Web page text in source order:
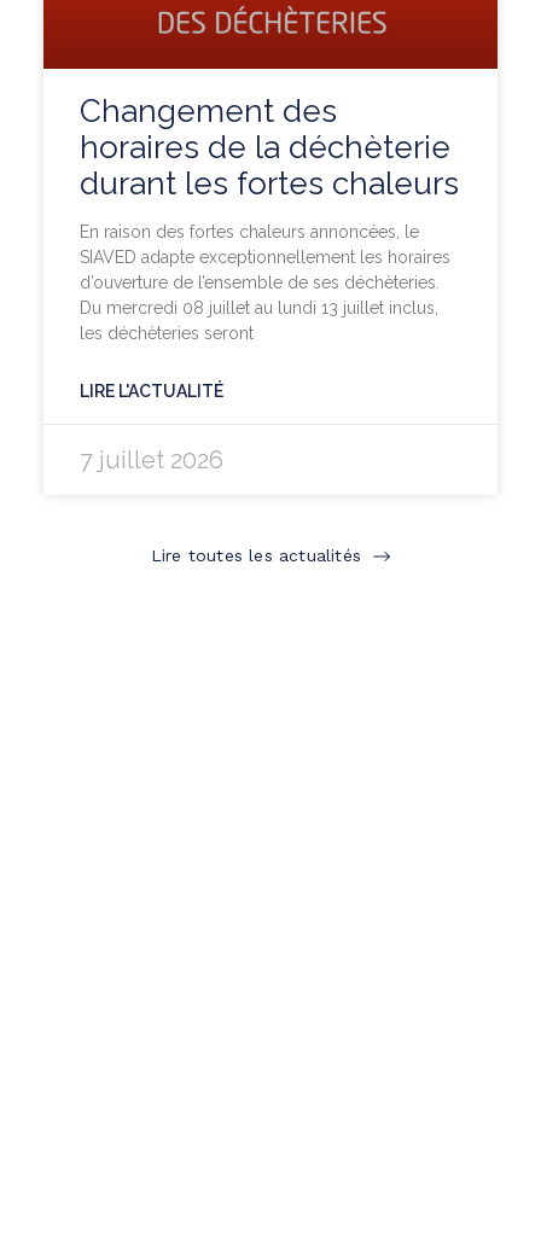
Changement des
horaires de la déchèterie
durant les fortes chaleurs
En raison des fortes chaleurs annoncées, le
SIAVED adapte exceptionnellement les horaires
d’ouverture de l’ensemble de ses déchèteries.
Du mercredi 08 juillet au lundi 13 juillet inclus,
les déchèteries seront
LIRE L'ACTUALITÉ
7 juillet 2026
Lire toutes les actualités